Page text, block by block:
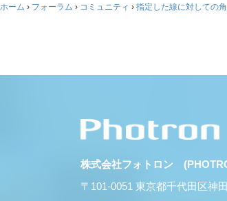
ホーム › フォーラム › コミュニティ › 指定した線に対しての
株式会社フォトロン
〒101-0051 東京都千代田区神